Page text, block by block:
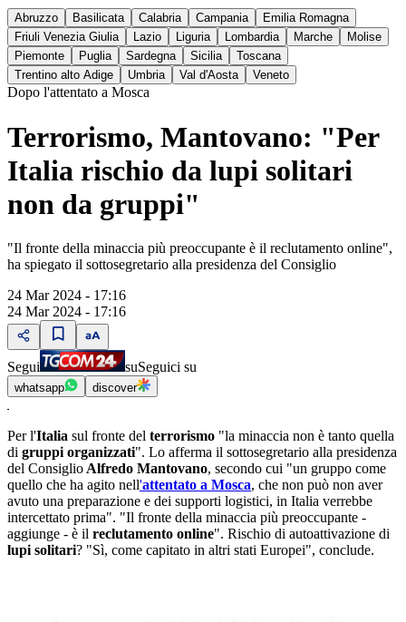
Abruzzo Basilicata Calabria Campania
Emilia Romagna
Friuli Venezia Giulia
Lazio Liguria Lombardia Marche
Molise
Piemonte
Puglia Sardegna Sicilia
Toscana
Trentino alto Adige
Umbria Val d'Aosta Veneto
Dopo l'attentato a Mosca
Terrorismo, Mantovano: "Per
Italia rischio da lupi solitari
non da gruppi"
"Il fronte della minaccia più preoccupante è il reclutamento online",
ha spiegato il sottosegretario alla presidenza del Consiglio
24 Mar 2024 - 17:16
24 Mar 2024 - 17:16
Segui suSeguici su
whatsapp discover
Per l'Italia sul fronte del terrorismo "la minaccia non è tanto quella
di gruppi organizzati". Lo afferma il sottosegretario alla presidenza
del Consiglio Alfredo Mantovano, secondo cui "un gruppo come
quello che ha agito nell'attentato a Mosca, che non può non aver
avuto una preparazione e dei supporti logistici, in Italia verrebbe
intercettato prima". "Il fronte della minaccia più preoccupante -
aggiunge - è il reclutamento online". Rischio di autoattivazione di
lupi solitari? "Sì, come capitato in altri stati Europei", conclude.